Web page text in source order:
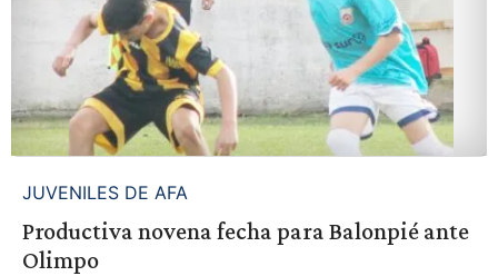
JUVENILES DE AFA
Productiva novena fecha para Balonpié ante
Olimpo